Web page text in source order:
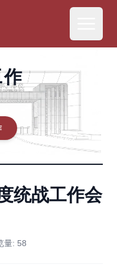
作
统战工作会
量: 58